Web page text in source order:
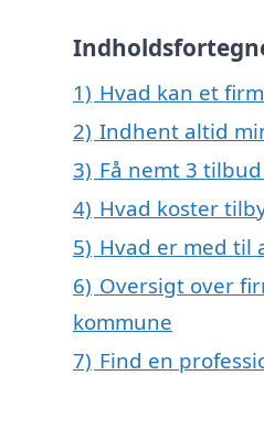
1) Hvad kan et
2) Indhent altid
3) Få nemt 3
4) Hvad koster
5) Hvad er med til
6) Oversigt over
kommune
7) Find en